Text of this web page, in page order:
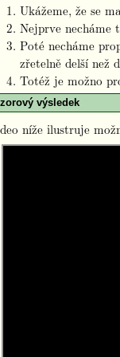
Ukážeme, že se
Nejprve necháme
Poté necháme
zřetelně delší než
Totéž je možno
výsledek
níže ilustruje